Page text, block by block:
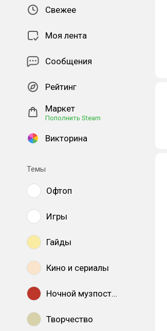
Свежее
Моя лента
Сообщения
Рейтинг
Маркет
Пополнить Steam
Викторина
Темы
Офтоп
Игры
Гайды
Кино и сериалы
Ночной музпостинг
Творчество